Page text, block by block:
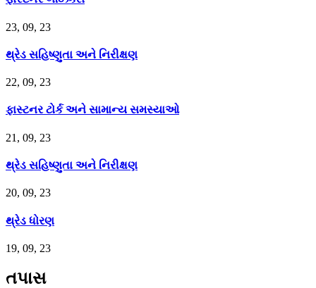
23, 09, 23
થ્રેડ સહિષ્ણુતા અને નિરીક્ષણ
22, 09, 23
ફાસ્ટનર ટોર્ક અને સામાન્ય સમસ્યાઓ
21, 09, 23
થ્રેડ સહિષ્ણુતા અને નિરીક્ષણ
20, 09, 23
થ્રેડ ધોરણ
19, 09, 23
તપાસ